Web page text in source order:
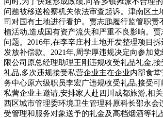
问题被移送检察机关依法审查起诉。津南区
司对国有土地进行看护。贾志鹏履行监管职
植活动,造成国有资产流失和严重不良影响。
问题。2016年,在李辛庄村土地开发整理项目
发放补偿款。2021年,周学厚违规决定向参加
限公司原总经理助理王刚违规收受礼品礼金,
礼品,多次违规接受私营企业主在企业内部食
务中心原六级职员李宏广违规收受礼品,接受
私营企业主邀请,安排家人赴四川成都旅游,相
西区城市管理委环境卫生管理科原科长邵永
受管理和服务对象送予的礼金及高档烟酒等